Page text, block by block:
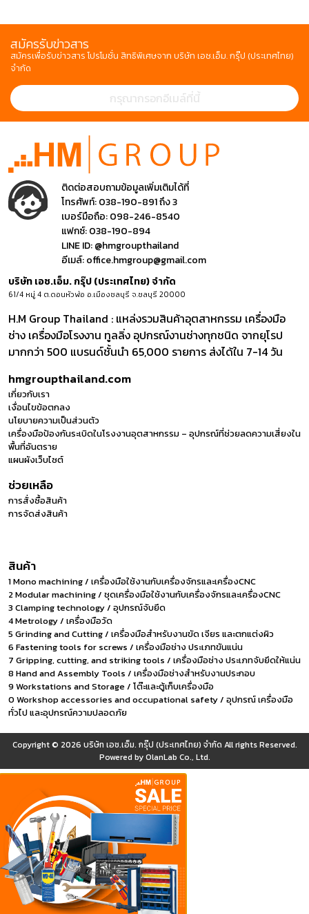
สมัครรับข่าวสาร
สมัครเพื่อรับข่าวสาร โปรโมชั่น สิทธิพิเศษจาก บริษัท เอช.เอ็ม. กรุ๊ป (ประเทศไทย)
จำกัด
ติดต่อสอบถามข้อมูลเพิ่มเติมได้ที่
โทรศัพท์:038-190-891 ถึง 3
เบอร์มือถือ:098-246-8540
แฟกซ์:038-190-894
LINE ID:@hmgroupthailand
อีเมล์:office.hmgroup@gmail.com
บริษัท เอช.เอ็ม. กรุ๊ป (ประเทศไทย) จำกัด
61/4 หมู่ 4 ต.ดอนหัวฬ่อ อ.เมืองชลบุรี จ.ชลบุรี 20000
H.M Group Thailand : แหล่งรวมสินค้าอุตสาหกรรม เครื่องมือ
ช่าง เครื่องมือโรงงาน ทูลลิ่ง อุปกรณ์งานช่างทุกชนิด จากยุโรป
มากกว่า 500 แบรนด์ชั้นนำ 65,000 รายการ ส่งได้ใน 7-14 วัน
hmgroupthailand.com
เกี่ยวกับเรา
เงื่อนไขข้อตกลง
นโยบายความเป็นส่วนตัว
เครื่องมือป้องกันระเบิดในโรงงานอุตสาหกรรม – อุปกรณ์ที่ช่วยลดความเสี่ยงใน
พื้นที่อันตราย
แผนผังเว็บไซต์
ช่วยเหลือ
การสั่งซื้อสินค้า
การจัดส่งสินค้า
สินค้า
1 Mono machining / เครื่องมือใช้งานกับเครื่องจักรและเครื่องCNC
2 Modular machining / ชุดเครื่องมือใช้งานกับเครื่องจักรและเครื่องCNC
3 Clamping technology / อุปกรณ์จับยึด
4 Metrology / เครื่องมือวัด
5 Grinding and Cutting / เครื่องมือสำหรับงานขัด เจียร และตกแต่งผิว
6 Fastening tools for screws / เครื่องมือช่าง ประเภทขันแน่น
7 Gripping, cutting, and striking tools / เครื่องมือช่าง ประเภทจับยึดให้แน่น
8 Hand and Assembly Tools / เครื่องมือช่างสำหรับงานประกอบ
9 Workstations and Storage / โต๊ะและตู้เก็บเครื่องมือ
0 Workshop accessories and occupational safety / อุปกรณ์ เครื่องมือ
ทั่วไป และอุปกรณ์ความปลอดภัย
Copyright © 2026 บริษัท เอช.เอ็ม. กรุ๊ป (ประเทศไทย) จำกัด All rights Reserved.
Powered byOlanLab Co., Ltd.